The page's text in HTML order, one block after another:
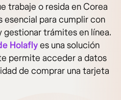
trabaje o resida en Corea
esencial para cumplir con
gestionar trámites en línea.
Holaflyes una solución
permite acceder a datos
de comprar una tarjeta